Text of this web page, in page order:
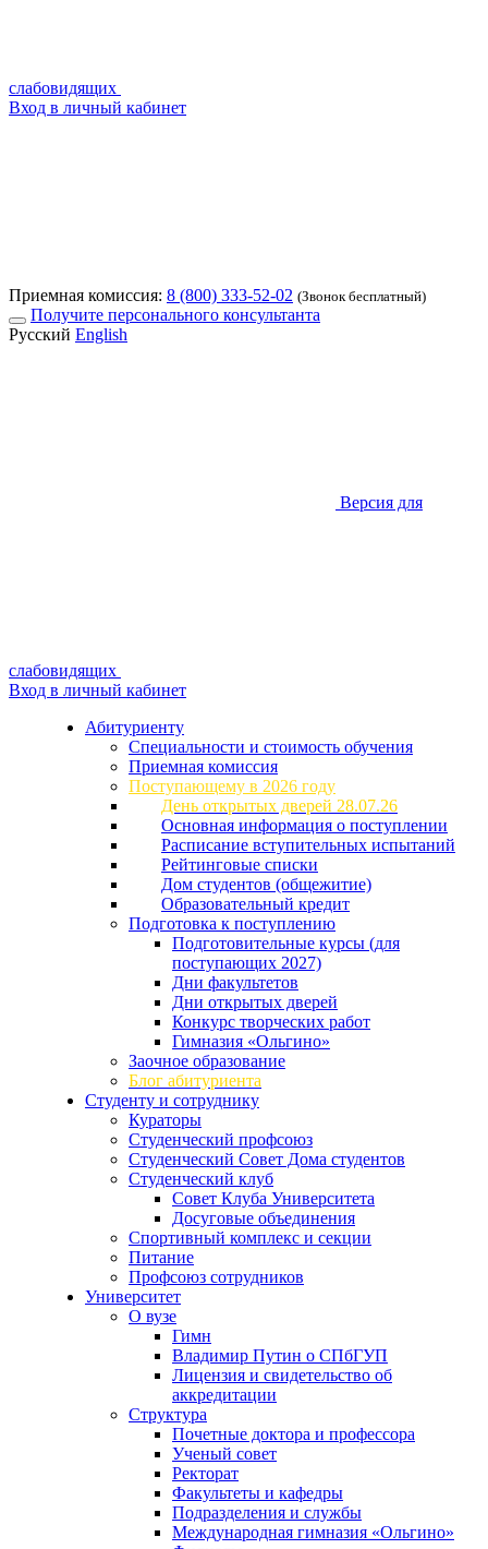
слабовидящих
Вход в личный кабинет
Приемная комиссия: 8 (800) 333-52-02 (Звонок бесплатный)
Получите персонального консультанта
Русский English
Версия для
слабовидящих
Вход в личный кабинет
Абитуриенту
Специальности и стоимость обучения
Приемная комиссия
Поступающему в 2026 году
День открытых дверей 28.07.26
Основная информация о поступлении
Расписание вступительных испытаний
Рейтинговые списки
Дом студентов (общежитие)
Образовательный кредит
Подготовка к поступлению
Подготовительные курсы (для
поступающих 2027)
Дни факультетов
Дни открытых дверей
Конкурс творческих работ
Гимназия «Ольгино»
Заочное образование
Блог абитуриента
Студенту и сотруднику
Кураторы
Студенческий профсоюз
Студенческий Совет Дома студентов
Студенческий клуб
Совет Клуба Университета
Досуговые объединения
Спортивный комплекс и секции
Питание
Профсоюз сотрудников
Университет
О вузе
Гимн
Владимир Путин о СПбГУП
Лицензия и свидетельство об
аккредитации
Структура
Почетные доктора и профессора
Ученый совет
Ректорат
Факультеты и кафедры
Подразделения и службы
Международная гимназия «Ольгино»